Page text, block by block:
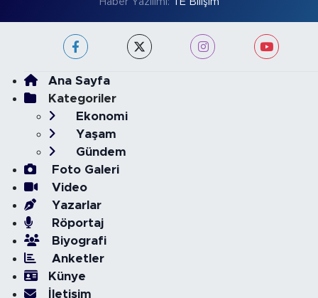
Ana Sayfa
Kategoriler
Ekonomi
Yaşam
Gündem
Foto Galeri
Video
Yazarlar
Röportaj
Biyografi
Anketler
Künye
İletişim